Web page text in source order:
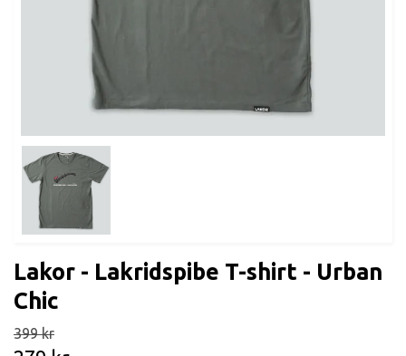
Lakor - Lakridspibe T-shirt - Urban
Chic
399 kr